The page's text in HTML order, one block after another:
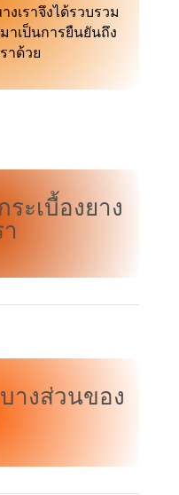
เราจึงได้รวบรวม
าเป็นการยืนยันถึง
าด้วย
ะเบื้องยาง
างส่วนของ